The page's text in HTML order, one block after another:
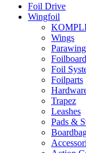
Foil Drive
Wingfoil
Wings
Foil
Foilparts
Trapez
Leashes
Pads &